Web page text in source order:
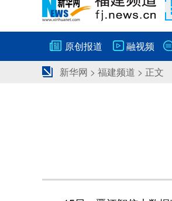
原创报道 融视频
新华网 > 福建频道 > 正文